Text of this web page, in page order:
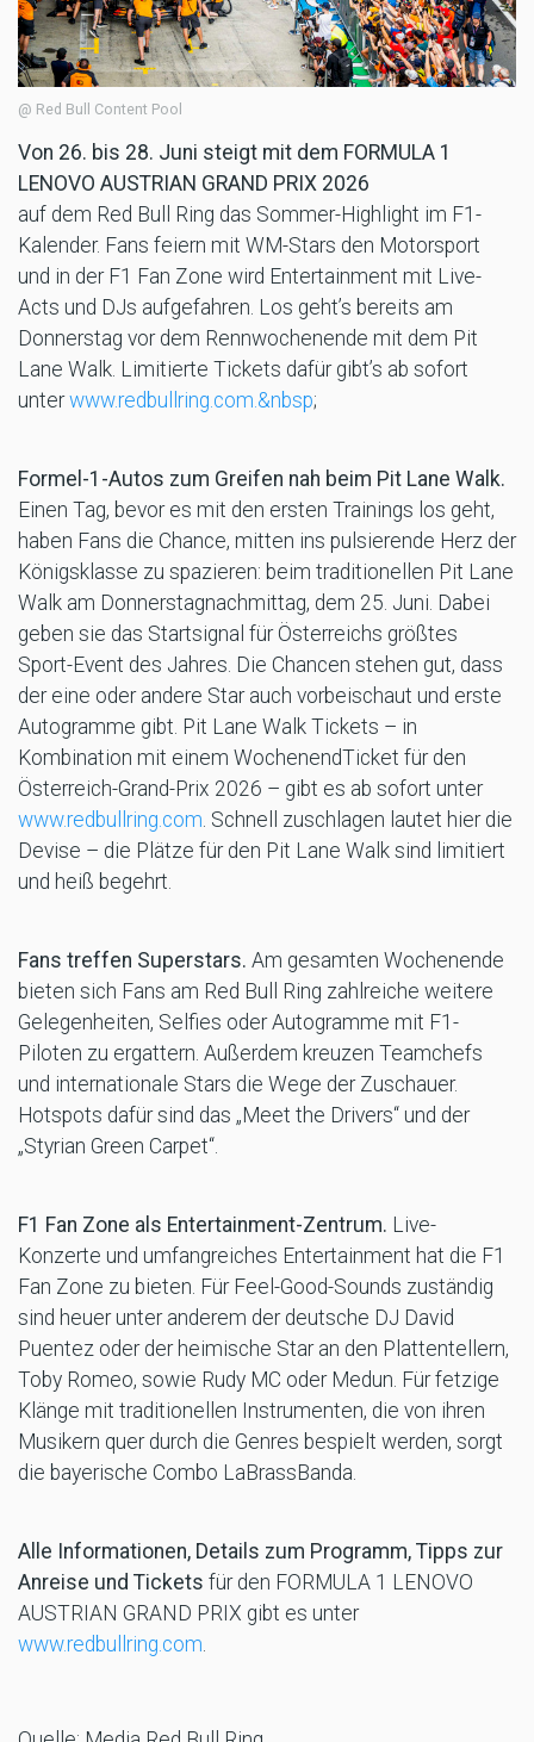
@ Red Bull Content Pool
Von 26. bis 28. Juni steigt mit dem FORMULA 1
LENOVO AUSTRIAN GRAND PRIX 2026
auf dem Red Bull Ring das Sommer-Highlight im F1-
Kalender. Fans feiern mit WM-Stars den Motorsport
und in der F1 Fan Zone wird Entertainment mit Live-
Acts und DJs aufgefahren. Los geht’s bereits am
Donnerstag vor dem Rennwochenende mit dem Pit
Lane Walk. Limitierte Tickets dafür gibt’s ab sofort
unterwww.redbullring.com.&nbsp;
Formel-1-Autos zum Greifen nah beim Pit Lane Walk.
Einen Tag, bevor es mit den ersten Trainings los geht,
haben Fans die Chance, mitten ins pulsierende Herz der
Königsklasse zu spazieren: beim traditionellen Pit Lane
Walk am Donnerstagnachmittag, dem 25. Juni. Dabei
geben sie das Startsignal für Österreichs größtes
Sport-Event des Jahres. Die Chancen stehen gut, dass
der eine oder andere Star auch vorbeischaut und erste
Autogramme gibt. Pit Lane Walk Tickets – in
Kombination mit einem WochenendTicket für den
Österreich-Grand-Prix 2026 – gibt es ab sofort unter
www.redbullring.com . Schnell zuschlagen lautet hier die
Devise – die Plätze für den Pit Lane Walk sind limitiert
und heiß begehrt.
Fans treffen Superstars. Am gesamten Wochenende
bieten sich Fans am Red Bull Ring zahlreiche weitere
Gelegenheiten, Selfies oder Autogramme mit F1-
Piloten zu ergattern. Außerdem kreuzen Teamchefs
und internationale Stars die Wege der Zuschauer.
Hotspots dafür sind das „Meet the Drivers“ und der
„Styrian Green Carpet“.
F1 Fan Zone als Entertainment-Zentrum. Live-
Konzerte und umfangreiches Entertainment hat die F1
Fan Zone zu bieten. Für Feel-Good-Sounds zuständig
sind heuer unter anderem der deutsche DJ David
Puentez oder der heimische Star an den Plattentellern,
Toby Romeo, sowie Rudy MC oder Medun. Für fetzige
Klänge mit traditionellen Instrumenten, die von ihren
Musikern quer durch die Genres bespielt werden, sorgt
die bayerische Combo LaBrassBanda.
Alle Informationen, Details zum Programm, Tipps zur
Anreise und Tickets für den FORMULA 1 LENOVO
AUSTRIAN GRAND PRIX gibt es unter
www.redbullring.com